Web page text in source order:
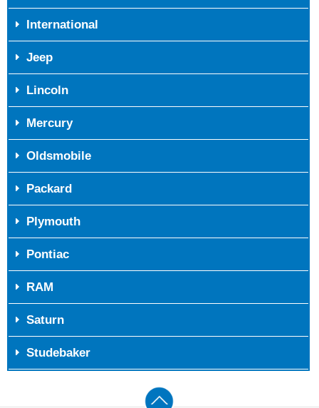
International
Jeep
Lincoln
Mercury
Oldsmobile
Packard
Plymouth
Pontiac
RAM
Saturn
Studebaker